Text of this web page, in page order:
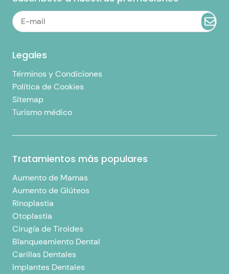
Legales
Términos y Condiciones
Política de Cookies
Sitemap
Turismo médico
Tratamientos más populares
Aumento de Mamas
Aumento de Glúteos
Rinoplastia
Otoplastia
Cirugía de Tiroides
Blanqueamiento Dental
Carillas Dentales
Implantes Dentales